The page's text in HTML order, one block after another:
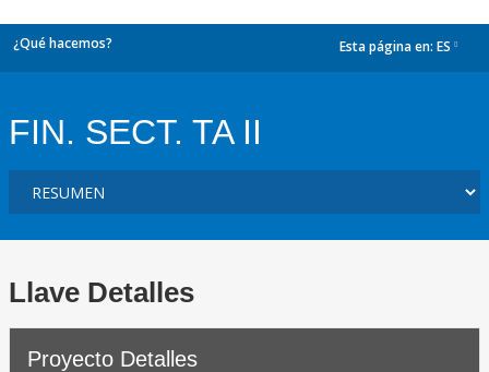
¿Qué hacemos? Esta página en: ES
FIN. SECT. TA II
Llave Detalles
Proyecto Detalles